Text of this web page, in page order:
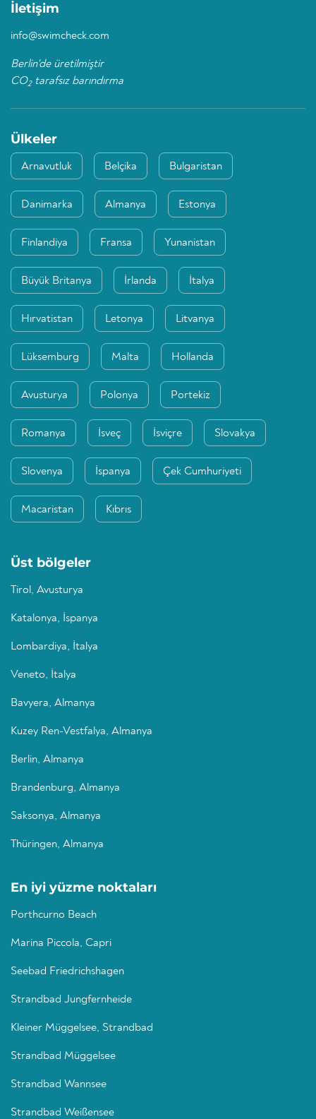
İletişim
info@swimcheck.com
Berlin'de üretilmiştir
CO2tarafsız barındırma
Ülkeler
Arnavutluk Belçika Bulgaristan
Danimarka Almanya Estonya
Finlandiya Fransa Yunanistan
Büyük Britanya İrlanda İtalya
Hırvatistan Letonya Litvanya
Lüksemburg Malta Hollanda
Avusturya Polonya Portekiz
Romanya İsveç İsviçre Slovakya
Slovenya İspanya Çek Cumhuriyeti
Macaristan Kıbrıs
Üst bölgeler
Tirol, Avusturya
Katalonya, İspanya
Lombardiya, İtalya
Veneto, İtalya
Bavyera, Almanya
Kuzey Ren-Vestfalya, Almanya
Berlin, Almanya
Brandenburg, Almanya
Saksonya, Almanya
Thüringen, Almanya
En iyi yüzme noktaları
Porthcurno Beach
Marina Piccola, Capri
Seebad Friedrichshagen
Strandbad Jungfernheide
Kleiner Müggelsee, Strandbad
Strandbad Müggelsee
Strandbad Wannsee
Strandbad Weißensee